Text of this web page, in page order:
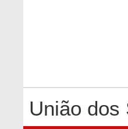
União dos